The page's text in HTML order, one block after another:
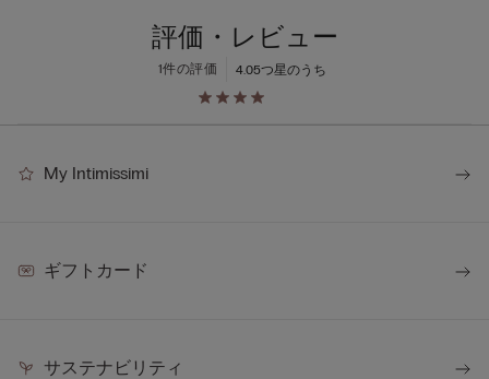
評価・レビュー
4.05つ星のうち
1件の評価
My Intimissimi
ギフトカード
サステナビリティ